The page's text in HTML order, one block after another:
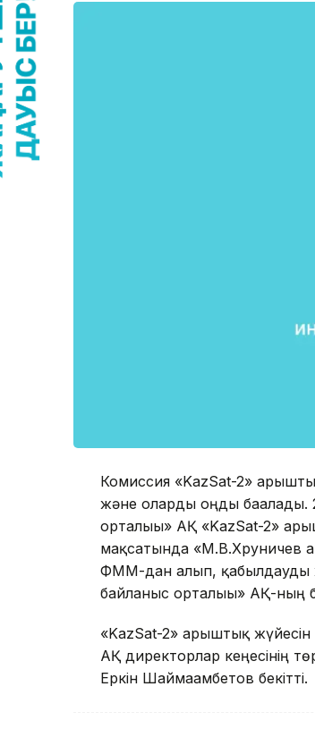
Комиссия «KazSat-2»
және оларды оңды бағалады.
орталығы» АҚ «KazSat-2»
мақсатында «М.В.Хруничев
ФММ-дан алып, қабылдауды
байланыс орталығы» АҚ-ның
«KazSat-2» ғарыштық
АҚ директорлар кеңесінің
Еркін Шаймағамбетов бекітті.